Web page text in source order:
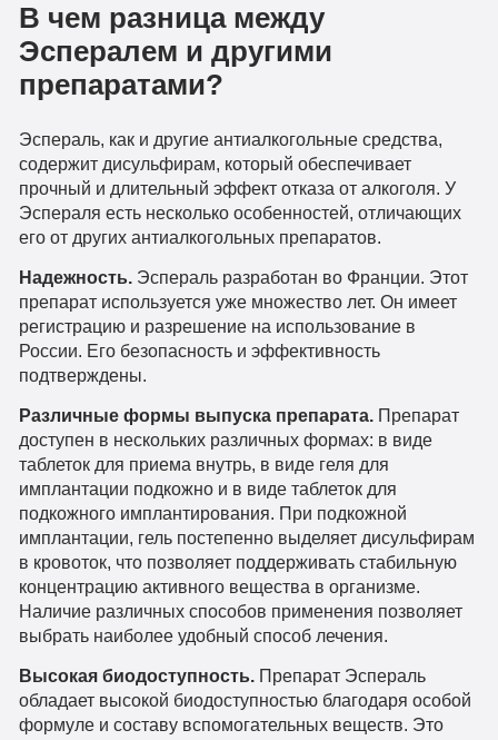
В чем разница между
Эспералем и другими
препаратами?
Эспераль, как и другие антиалкогольные средства,
содержит дисульфирам, который обеспечивает
прочный и длительный эффект отказа от алкоголя. У
Эспераля есть несколько особенностей, отличающих
его от других антиалкогольных препаратов.
Надежность.Эспераль разработан во Франции. Этот
препарат используется уже множество лет. Он имеет
регистрацию и разрешение на использование в
России. Его безопасность и эффективность
подтверждены.
Различные формы выпуска препарата.Препарат
доступен в нескольких различных формах: в виде
таблеток для приема внутрь, в виде геля для
имплантации подкожно и в виде таблеток для
подкожного имплантирования. При подкожной
имплантации, гель постепенно выделяет дисульфирам
в кровоток, что позволяет поддерживать стабильную
концентрацию активного вещества в организме.
Наличие различных способов применения позволяет
выбрать наиболее удобный способ лечения.
Высокая биодоступность.Препарат Эспераль
обладает высокой биодоступностью благодаря особой
формуле и составу вспомогательных веществ. Это